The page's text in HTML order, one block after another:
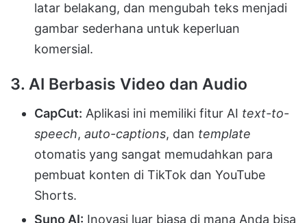
latar belakang, dan mengubah teks menjadi
gambar sederhana untuk keperluan
komersial.
3. AI Berbasis Video dan Audio
CapCut: Aplikasi ini memiliki fitur AI text-to-
speech, auto-captions, dan template
otomatis yang sangat memudahkan para
pembuat konten di TikTok dan YouTube
Shorts.
Suno AI: Inovasi luar biasa di mana Anda bisa